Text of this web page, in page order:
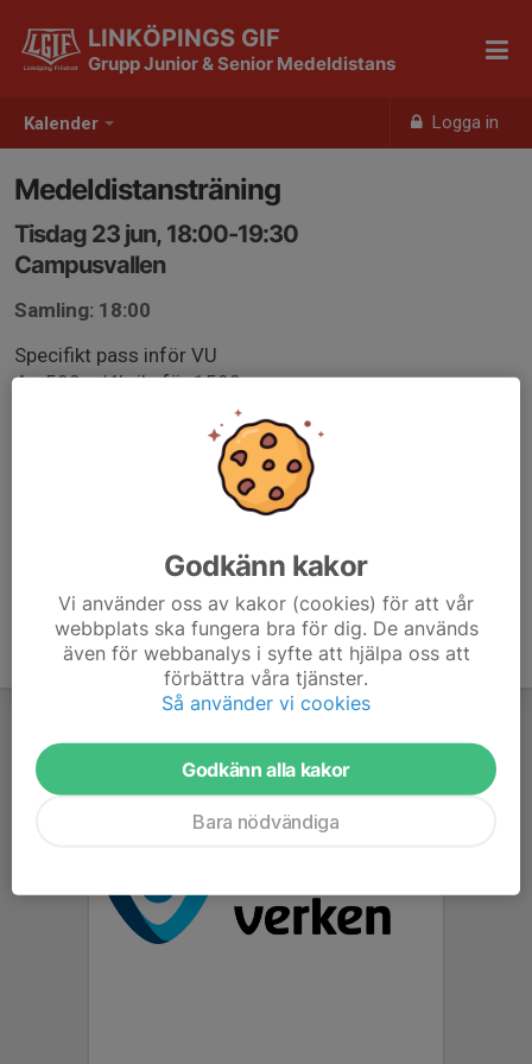
Kalender Logga in
LINKÖPINGS GIF
Grupp Junior & Senior Medeldistans
Medeldistansträning
Tisdag 23 jun, 18:00-19:30
Campusvallen
Samling: 18:00
Specifikt pass inför VU
4 x 500m/4’ vila för 1500m
4 x 250m/4’ vila för 800m
Godkänn kakor
Vi använder oss av kakor (cookies) för att vår
webbplats ska fungera bra för dig. De används
även för webbanalys i syfte att hjälpa oss att
förbättra våra tjänster.
Så använder vi cookies
Godkänn alla kakor
Bara nödvändiga